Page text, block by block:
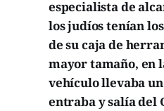
especialista de
los judíos tenían
de su caja de
mayor tamaño, en
vehículo llevaba
entraba y salía del